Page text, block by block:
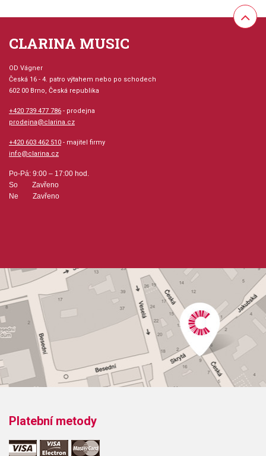
CLARINA MUSIC
OD Vágner
Česká 16 - 4. patro výtahem nebo po schodech
602 00 Brno, Česká republika
+420 739 477 786 - prodejna
prodejna@clarina.cz
+420 603 462 510 - majitel firmy
info@clarina.cz
Po-Pá: 9:00 – 17:00 hod.
So Zavřeno
Ne Zavřeno
Platební metody